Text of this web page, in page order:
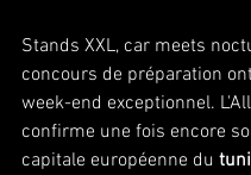
Stands XXL, car meets
concours de préparation
week-end exceptionnel.
confirme une fois encore
capitale européenne du